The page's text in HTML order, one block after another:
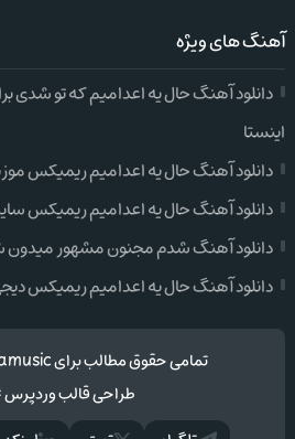
آهنگ های ویژه
دانلود آهنگ حال یه اعدامیم که تو شدی
اینستا
دانلود آهنگ حال یه اعدامیم ریمیکس
دانلود آهنگ حال یه اعدامیم ریمیکس
دانلود آهنگ شدم مجنون مشهور میدون
دانلود آهنگ حال یه اعدامیم ریمیکس
تمامی حقوق مطالب برای apamusic محفوظ است
طراحی قالب وردپرس: